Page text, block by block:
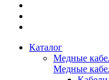
Каталог
Медные
Медные